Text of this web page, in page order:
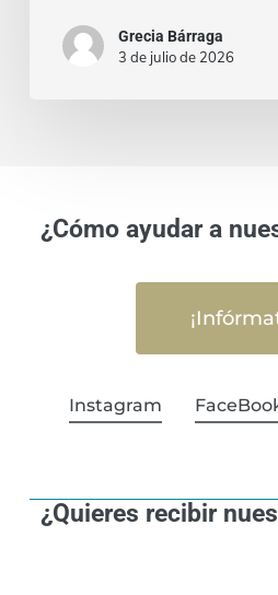
Grecia Bárraga
3 de julio de 2026
¿Cómo ayudar a
Instagram
¿Quieres recibir